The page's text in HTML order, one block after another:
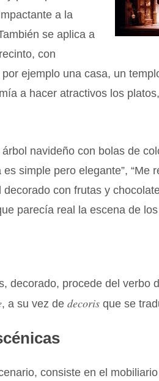
a la
se aplica a
con
ejemplo una casa, un
a hacer atractivos los
navideño con bolas de
simple pero elegante”, “Me
con frutas y
parecía real la escena de los
decorado, procede del verbo
, a su vez dedecoris que se
consiste en el